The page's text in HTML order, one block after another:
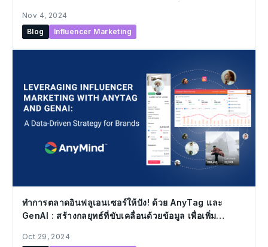
โฆษณา และครีเอเตอร์
Nov 4, 2024
Blog
Influencer Marketing
ทำการตลาดอินฟลูเอนเซอร์ให้ปัง! ด้วย AnyTag และ
GenAI : สร้างกลยุทธ์ที่ขับเคลื่อนด้วยข้อมูล เพื่อเพิ่ม
Oct 29, 2024